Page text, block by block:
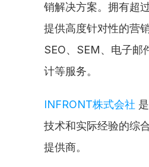
销解决方案。拥有超
提供高度针对性的营
SEO、SEM、电子邮
计等服务。
INFRONT株式会社
技术和实际经验的综
提供商。